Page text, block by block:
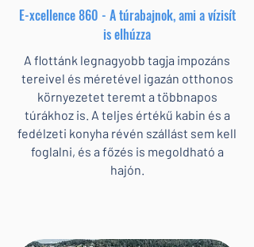
E-xcellence 860 - A túrabajnok, ami a vízisít
is elhúzza
A flottánk legnagyobb tagja impozáns
tereivel és méretével igazán otthonos
környezetet teremt a többnapos
túrákhoz is. A teljes értékű kabin és a
fedélzeti konyha révén szállást sem kell
foglalni, és a főzés is megoldható a
hajón.